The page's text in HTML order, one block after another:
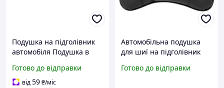
Подушка на підголівник
автомобіля Подушка в
cov
Готово до відправки
від59₴/міс
Автомобільна подушка
для шиї на підголівник
екошкіри під шию на
Готово до відправки